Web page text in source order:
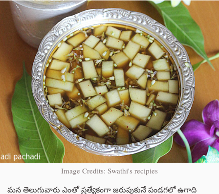
Image Credits: Swathi's recipies
మన తెలుగువారు ఎంతో ప్రత్యేకంగా జరుపుకునే పండగలో ఉగాది